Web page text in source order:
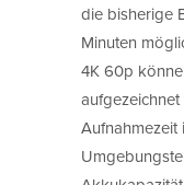
die bisherige
Minuten
4K 60p
Aufnahmezeit